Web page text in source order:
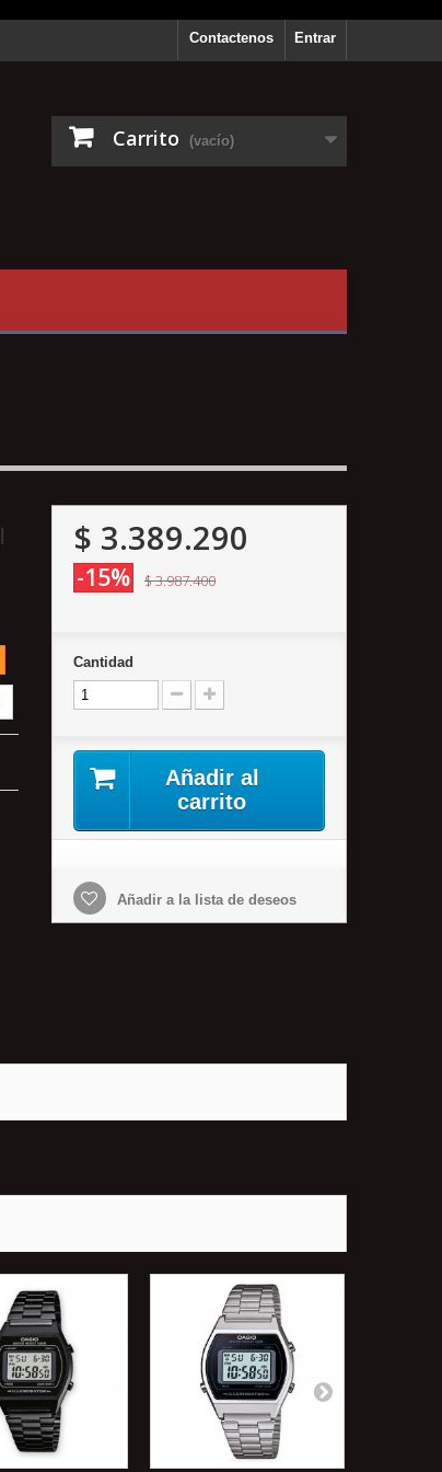
Entrar
Contactenos
Carrito (vacío)
$ 3.389.290
-15% $ 3.987.400
Cantidad
Añadir al
carrito
Añadir a la lista de deseos